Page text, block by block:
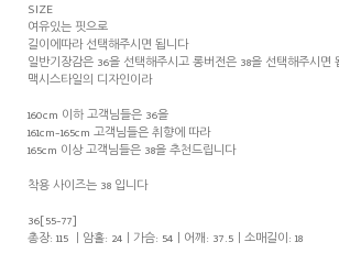
SIZE
여유있는 핏으로
길이에따라 선택해주시면 됩니다
일반기장감은 36을 선택해주시고 롱버전은 38을 선택해주시면
맥시스타일의 디자인이라
160cm 이하 고객님들은 36을
161cm-165cm 고객님들은 취향에 따라
165cm 이상 고객님들은 38을 추천드립니다
착용 사이즈는 38 입니다
36[55-77]
총장: 115 ㅣ암홀: 24ㅣ가슴: 54ㅣ어깨: 37.5ㅣ소매길이: 18